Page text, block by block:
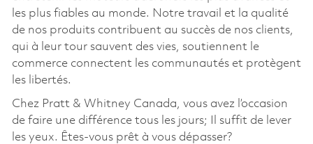
les plus fiables au monde. Notre travail et la qualité
de nos produits contribuent au succès de nos clients,
qui à leur tour sauvent des vies, soutiennent le
commerce connectent les communautés et protègent
les libertés.
Chez Pratt & Whitney Canada, vous avez l’occasion
de faire une différence tous les jours; Il suffit de lever
les yeux. Êtes-vous prêt à vous dépasser?